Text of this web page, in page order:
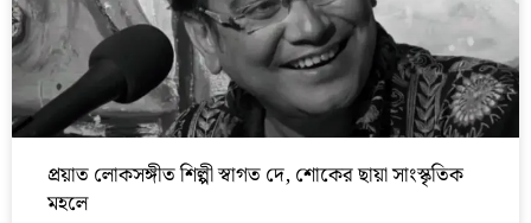
প্রয়াত লোকসঙ্গীত শিল্পী স্বাগত দে, শোকের ছায়া সাংস্কৃতিক
মহলে